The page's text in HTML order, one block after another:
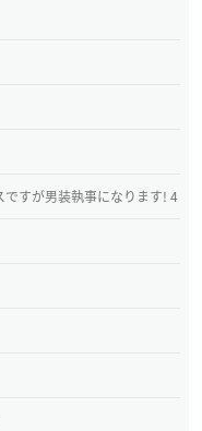
すが男装執事になります! 4